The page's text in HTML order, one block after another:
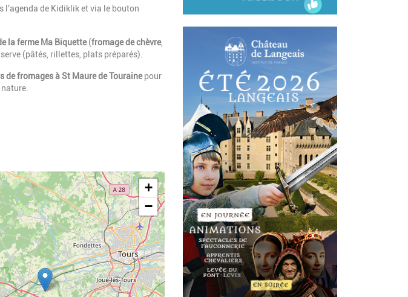
l'agenda de Kidiklik et via le bouton
la ferme Ma Biquette(fromage de chèvre,
(pâtés, rillettes, plats préparés).
de fromages à St Maure de Tourainepour
+
−